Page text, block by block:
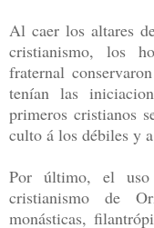
Al caer los altares
cristianismo, los
fraternal
tenían las
primeros cristianos
culto á los débiles y
Por último, el
cristianismo de
monásticas,